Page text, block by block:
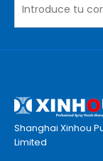
Shanghai Xinhou
Limited